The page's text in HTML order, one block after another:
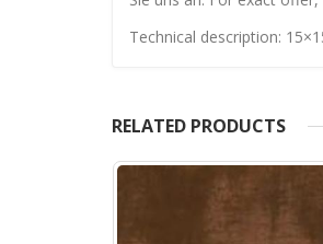
Technical description:
RELATED PRODUCTS